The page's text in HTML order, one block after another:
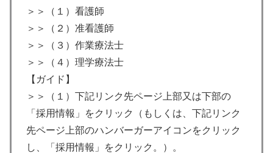
＞＞（１）看護師
＞＞（２）准看護師
＞＞（３）作業療法士
＞＞（４）理学療法士
【ガイド】
＞＞（１）下記リンク先ページ上部又は下部の
「採用情報」をクリック（もしくは、下記リンク
先ページ上部のハンバーガーアイコンをクリック
し、「採用情報」をクリック。）。